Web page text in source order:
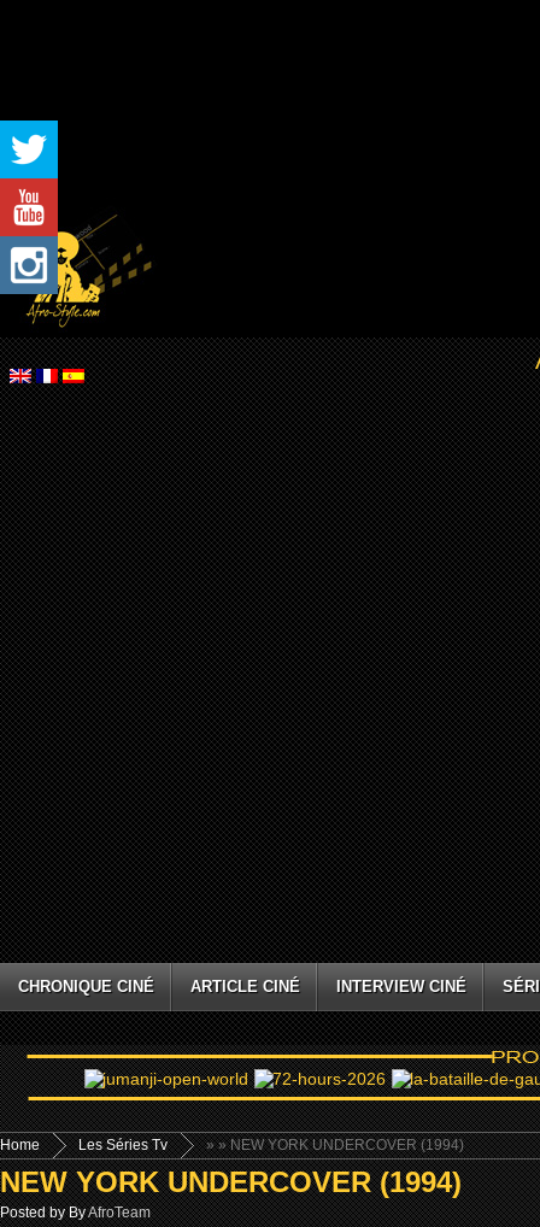
CHRONIQUE CINÉ ARTICLE CINÉ INTERVIEW CINÉ
Home »
Les Séries Tv » NEW YORK UNDERCOVER (1994)
NEW YORK UNDERCOVER (1994)
Posted by ByAfroTeam